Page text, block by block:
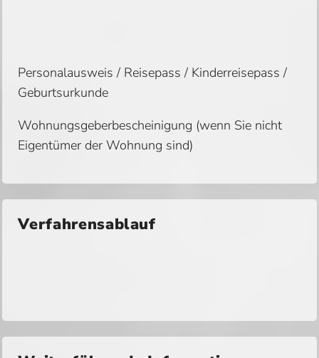
Personalausweis / Reisepass / Kinderreisepass /
Geburtsurkunde
Wohnungsgeberbescheinigung (wenn Sie nicht
Eigentümer der Wohnung sind)
Verfahrensablauf